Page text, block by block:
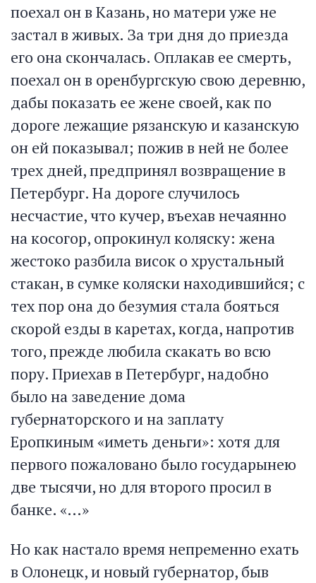
поехал он в Казань, но матери уже не
застал в живых. За три дня до приезда
его она скончалась. Оплакав ее смерть,
поехал он в оренбургскую свою деревню,
дабы показать ее жене своей, как по
дороге лежащие рязанскую и казанскую
он ей показывал; пожив в ней не более
трех дней, предпринял возвращение в
Петербург. На дороге случилось
несчастие, что кучер, въехав нечаянно
на косогор, опрокинул коляску: жена
жестоко разбила висок о хрустальный
стакан, в сумке коляски находившийся; с
тех пор она до безумия стала бояться
скорой езды в каретах, когда, напротив
того, прежде любила скакать во всю
пору. Приехав в Петербург, надобно
было на заведение дома
губернаторского и на заплату
Еропкиным «иметь деньги»: хотя для
первого пожаловано было государынею
две тысячи, но для второго просил в
банке. «…»
Но как настало время непременно ехать
в Олонецк, и новый губернатор, быв